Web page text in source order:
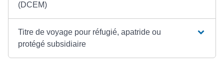
(DCEM)
Titre de voyage pour réfugié, apatride ou
protégé subsidiaire